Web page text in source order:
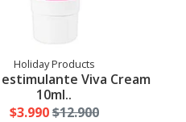
Holiday Products
estimulante Viva Cream
10ml..
$3.990$12.900